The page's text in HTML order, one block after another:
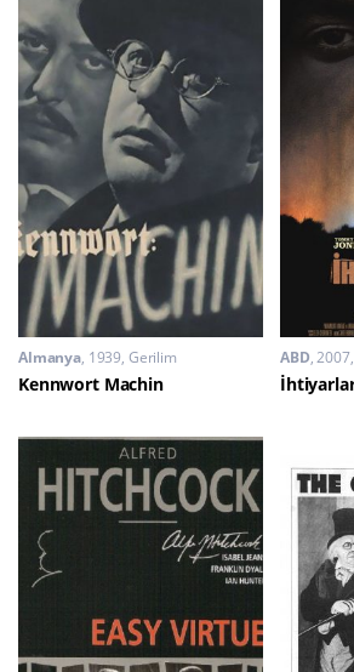
Almanya 1939 Gerilim
Kennwort Machin
ABD 2007